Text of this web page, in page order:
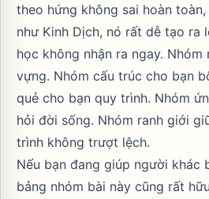
theo hứng không sai hoàn
như Kinh Dịch, nó rất dễ tạo ra
học không nhận ra ngay.
vựng. Nhóm cấu trúc cho bạn
quẻ cho bạn quy trình. Nhóm
hỏi đời sống. Nhóm ranh giới
trình không trượt lệch.
Nếu bạn đang giúp người khác
bảng nhóm bài này cũng rất